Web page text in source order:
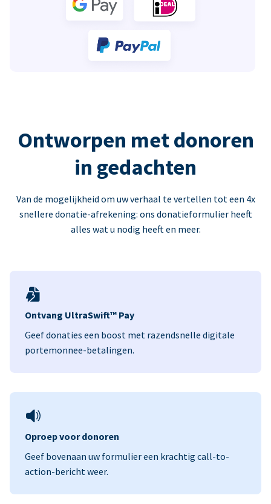
Ontworpen met donoren
in gedachten
Van de mogelijkheid om uw verhaal te vertellen tot een 4x
snellere donatie-afrekening: ons donatieformulier heeft
alles wat u nodig heeft en meer.
Ontvang UltraSwift™ Pay
Geef donaties een boost met razendsnelle digitale
portemonnee-betalingen.
Oproep voor donoren
Geef bovenaan uw formulier een krachtig call-to-
action-bericht weer.